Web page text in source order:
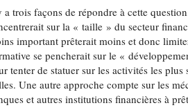
a trois façons de répondre à cette
sur la « taille » du secteur
important prêterait moins et donc
se pencherait sur le «
tenter de statuer sur les activités les
Une autre approche compte sur les
et autres institutions financières à